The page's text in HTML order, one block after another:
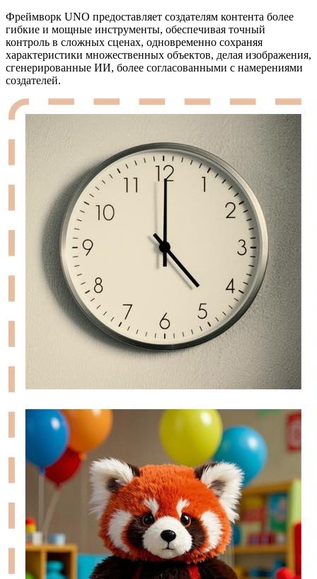
Фреймворк UNO предоставляет создателям контента более
гибкие и мощные инструменты, обеспечивая точный
контроль в сложных сценах, одновременно сохраняя
характеристики множественных объектов, делая изображения,
сгенерированные ИИ, более согласованными с намерениями
создателей.